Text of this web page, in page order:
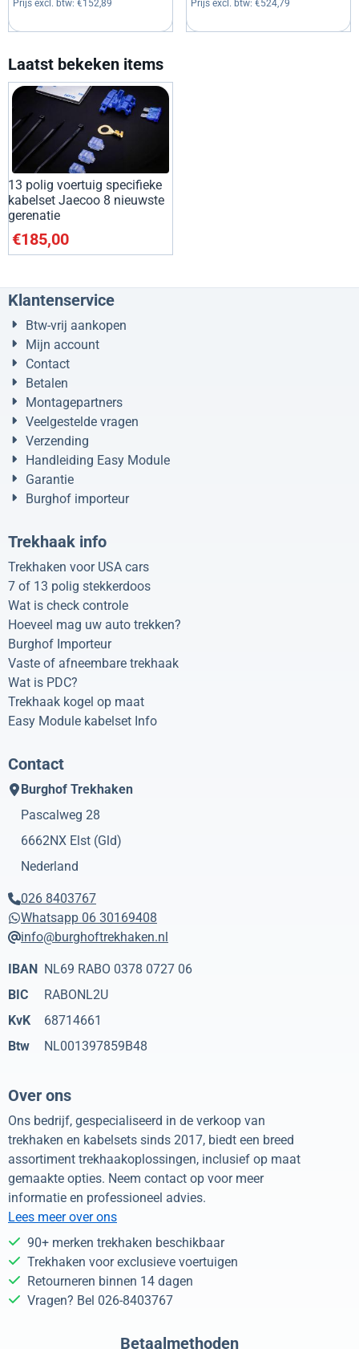
Prijs excl. btw: €152,89 Prijs excl. btw: €524,79
Laatst bekeken items
13 polig voertuig specifieke
kabelset Jaecoo 8 nieuwste
gerenatie
€185,00
Klantenservice
Btw-vrij aankopen
Mijn account
Contact
Betalen
Montagepartners
Veelgestelde vragen
Verzending
Handleiding Easy Module
Garantie
Burghof importeur
Trekhaak info
Trekhaken voor USA cars
7 of 13 polig stekkerdoos
Wat is check controle
Hoeveel mag uw auto trekken?
Burghof Importeur
Vaste of afneembare trekhaak
Wat is PDC?
Trekhaak kogel op maat
Easy Module kabelset Info
Contact
Burghof Trekhaken
Pascalweg 28
6662NX Elst (Gld)
Nederland
026 8403767
Whatsapp 06 30169408
info@burghoftrekhaken.nl
IBAN
NL69 RABO 0378 0727 06
BIC
RABONL2U
KvK
68714661
Btw
NL001397859B48
Over ons
Ons bedrijf, gespecialiseerd in de verkoop van
trekhaken en kabelsets sinds 2017, biedt een breed
assortiment trekhaakoplossingen, inclusief op maat
gemaakte opties. Neem contact op voor meer
informatie en professioneel advies.
Lees meer over ons
90+ merken trekhaken beschikbaar
Trekhaken voor exclusieve voertuigen
Retourneren binnen 14 dagen
Vragen? Bel 026-8403767
Betaalmethoden